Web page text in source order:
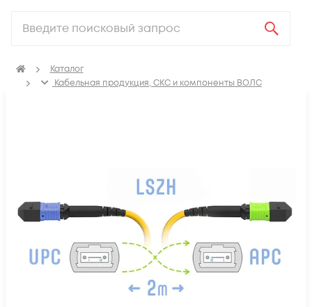
Каталог
Кабельная продукция, СКС и компоненты ВОЛС